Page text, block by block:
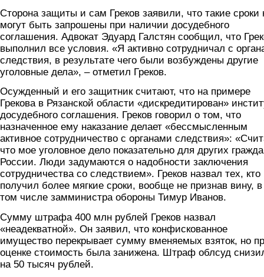
Сторона защиты и сам Греков заявили, что такие сроки
могут быть запрошены при наличии досудебного
соглашения. Адвокат Эдуард Галстян сообщил, что
выполнил все условия. «Я активно сотрудничал с
следствия, в результате чего были возбуждены другие
уголовные дела», – отметил Греков.
Осужденный и его защитник считают, что на примере
Грекова в Рязанской области «дискредитирован»
досудебного соглашения. Греков говорил о том, что
назначенное ему наказание делает «бессмысленным
активное сотрудничество с органами следствия»:
что мое уголовное дело показательно для других
России. Люди задумаются о надобности заключения
сотрудничества со следствием». Греков назвал тех, кто
получил более мягкие сроки, вообще не признав вину, в
том числе замминистра обороны Тимур Иванов.
Сумму штрафа 400 млн рублей Греков назвал
«неадекватной». Он заявил, что конфискованное
имущество перекрывает сумму вменяемых взяток, но
оценке стоимость была занижена. Штраф облсуд
на 50 тысяч рублей.